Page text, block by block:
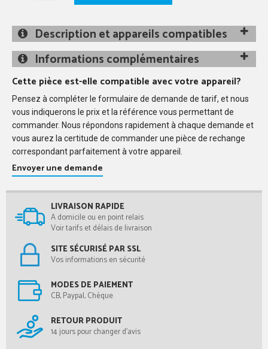
Description et appareils compatibles
Informations complémentaires
Cette pièce est-elle compatible avec votre appareil?
Pensez à compléter le formulaire de demande de tarif, et nous
vous indiquerons le prix et la référence vous permettant de
commander. Nous répondons rapidement à chaque demande et
vous aurez la certitude de commander une pièce de rechange
correspondant parfaitement à votre appareil.
Envoyer une demande
LIVRAISON RAPIDE
A domicile ou en point relais
Voir tarifs et délais de livraison
SITE SÉCURISÉ PAR SSL
Vos informations en sécurité
MODES DE PAIEMENT
CB, Paypal, Chèque
RETOUR PRODUIT
14 jours pour changer d'avis